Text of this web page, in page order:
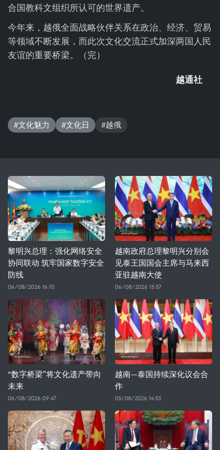
合国教科文组织所认可的世界遗产。
今年来，越俄全面战略伙伴关系在政治、经济、贸易
等领域不断发展，而此次文化交流正式加深两国人民
友谊的重要桥梁。（完）
越通社
#文化魅力 #文化日 #越俄
黎明兴总理：强化网络安全
协同联动 筑牢国家数字安全
防线
06/08/2026 16:10
越南政府总理黎明兴分别会
见泰王国国会主席与马来西
亚驻越南大使
06/08/2026 15:57
“数字桥梁”将文化遗产带向
未来
06/08/2026 09:47
越南—泰国持续深化议会合
作
05/08/2026 14:53